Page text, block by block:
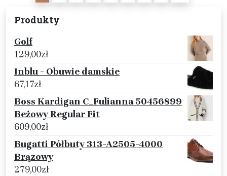
Produkty
Golf
129,00zł
Inblu - Obuwie damskie
67,17zł
Boss Kardigan C_Fulianna 50456899
Beżowy Regular Fit
609,00zł
Bugatti Półbuty 313-A2505-4000
Brązowy
279,00zł